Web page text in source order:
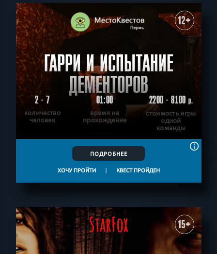
12+
ГАРРИ И ИСПЫТАНИЕ
ДЕМЕНТОРОВ
2 - 7
количество
человек
01:00
время на
прохождение
2200 - 8100р.
стоимость игры
одной
команды
ПОДРОБНЕЕ
ХОЧУ ПРОЙТИ | КВЕСТ ПРОЙДЕН
15+